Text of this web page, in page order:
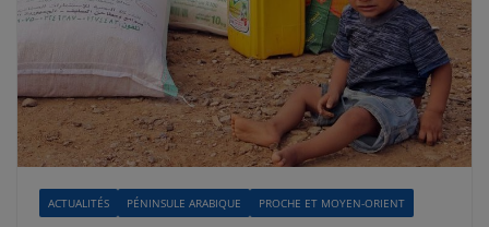
ACTUALITÉS PÉNINSULE ARABIQUE PROCHE ET MOYEN-ORIENT